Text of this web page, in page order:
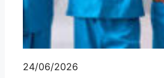
24/06/2026